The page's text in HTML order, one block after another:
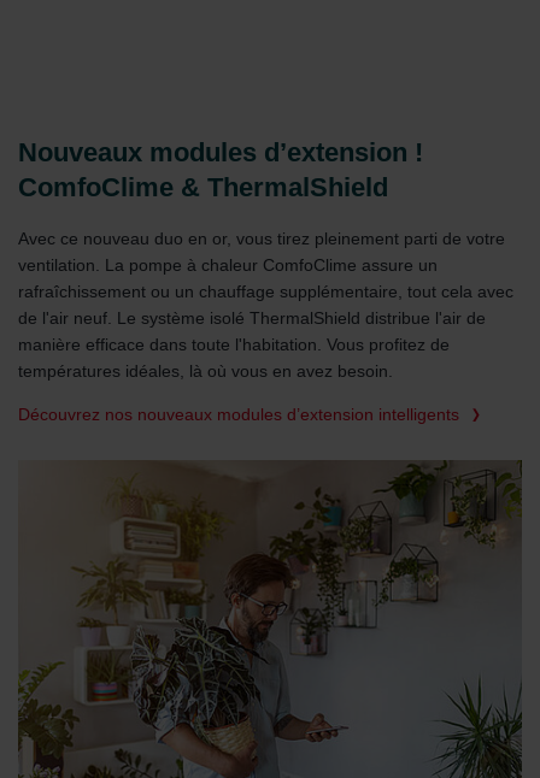
Nouveaux modules d’extension !
ComfoClime & ThermalShield
Avec ce nouveau duo en or, vous tirez pleinement parti de votre
ventilation. La pompe à chaleur ComfoClime assure un
rafraîchissement ou un chauffage supplémentaire, tout cela avec
de l'air neuf. Le système isolé ThermalShield distribue l'air de
manière efficace dans toute l'habitation. Vous profitez de
températures idéales, là où vous en avez besoin.
Découvrez nos nouveaux modules d’extension intelligents